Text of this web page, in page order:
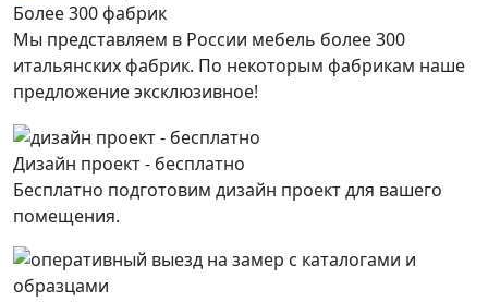
Более 300 фабрик
Мы представляем в России мебель более 300
итальянских фабрик. По некоторым фабрикам наше
предложение эксклюзивное!
Дизайн проект - бесплатно
Бесплатно подготовим дизайн проект для вашего
помещения.